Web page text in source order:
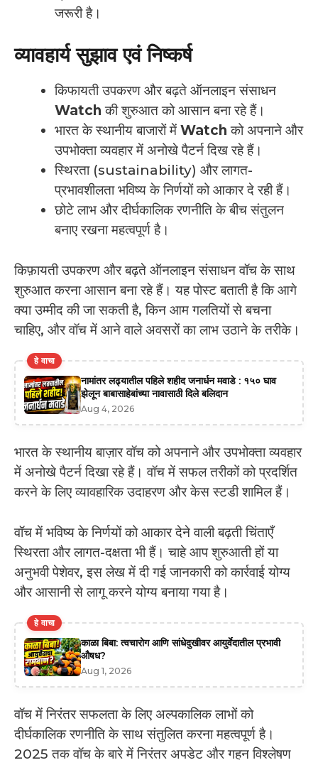
जरूरी है।
व्यावहार्य सुझाव एवं निष्कर्ष
किफायती उपकरण और बढ़ते ऑनलाइन संसाधन
Watch की शुरुआत को आसान बना रहे हैं।
भारत के स्थानीय बाजारों में Watch को अपनाने और
उपभोक्ता व्यवहार में अनोखे पैटर्न दिख रहे हैं।
स्थिरता (sustainability) और लागत-
प्रभावशीलता भविष्य के निर्णयों को आकार दे रही हैं।
छोटे लाभ और दीर्घकालिक रणनीति के बीच संतुलन
बनाए रखना महत्वपूर्ण है।
किफ़ायती उपकरण और बढ़ते ऑनलाइन संसाधन वॉच के साथ
शुरुआत करना आसान बना रहे हैं। यह पोस्ट बताती है कि आगे
क्या उम्मीद की जा सकती है, किन आम गलतियों से बचना
चाहिए, और वॉच में आने वाले अवसरों का लाभ उठाने के तरीके।
हे वाचा
नामांतर लढ्यातील पहिले शहीद जनार्धन मवाडे : १५० घाव
झेलून बाबासाहेबांच्या नावासाठी दिले बलिदान
Aug 4, 2026
भारत के स्थानीय बाज़ार वॉच को अपनाने और उपभोक्ता व्यवहार
में अनोखे पैटर्न दिखा रहे हैं। वॉच में सफल तरीकों को प्रदर्शित
करने के लिए व्यावहारिक उदाहरण और केस स्टडी शामिल हैं।
वॉच में भविष्य के निर्णयों को आकार देने वाली बढ़ती चिंताएँ
स्थिरता और लागत-दक्षता भी हैं। चाहे आप शुरुआती हों या
अनुभवी पेशेवर, इस लेख में दी गई जानकारी को कार्रवाई योग्य
और आसानी से लागू करने योग्य बनाया गया है।
हे वाचा
काळा बिबा: त्वचारोग आणि सांधेदुखीवर आयुर्वेदातील प्रभावी
औषध?
Aug 1, 2026
वॉच में निरंतर सफलता के लिए अल्पकालिक लाभों को
दीर्घकालिक रणनीति के साथ संतुलित करना महत्वपूर्ण है।
2025 तक वॉच के बारे में निरंतर अपडेट और गहन विश्लेषण